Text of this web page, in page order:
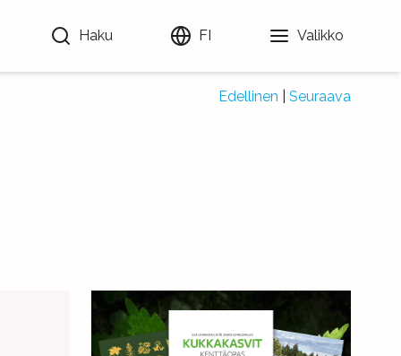
Haku FI Valikko
Edellinen Seuraava